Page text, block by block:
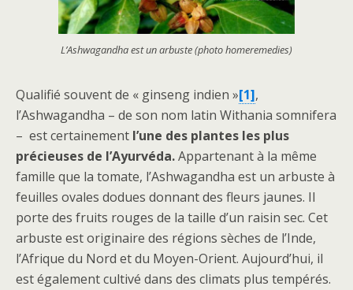
L’Ashwagandha est un arbuste (photo homeremedies)
Qualifié souvent de « ginseng indien »[1],
l’Ashwagandha – de son nom latin Withania somnifera
– est certainement l’une des plantes les plus
précieuses de l’Ayurvéda.Appartenant à la même
famille que la tomate, l’Ashwagandha est un arbuste à
feuilles ovales dodues donnant des fleurs jaunes. Il
porte des fruits rouges de la taille d’un raisin sec. Cet
arbuste est originaire des régions sèches de l’Inde,
l’Afrique du Nord et du Moyen-Orient. Aujourd’hui, il
est également cultivé dans des climats plus tempérés.